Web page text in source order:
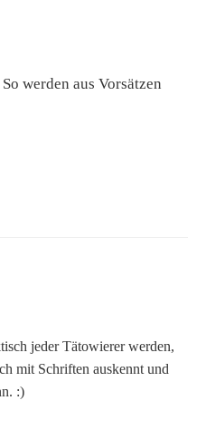
werden aus Vorsätzen
jeder Tätowierer werden,
mit Schriften auskennt und
:)